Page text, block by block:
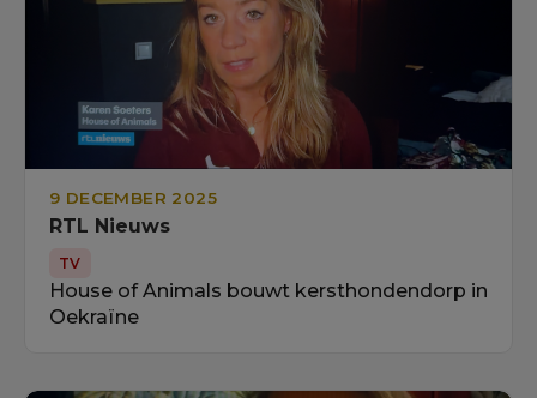
9 DECEMBER 2025
RTL Nieuws
TV
House of Animals bouwt kersthondendorp in
Oekraïne